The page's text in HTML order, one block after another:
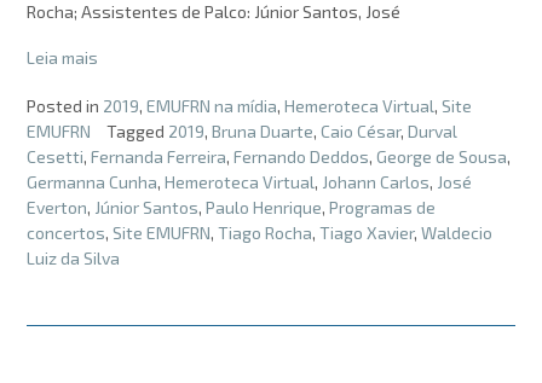
Rocha; Assistentes de Palco: Júnior Santos, José
Leia mais
Posted in 2019, EMUFRN na mídia, Hemeroteca Virtual, Site
EMUFRN
Tagged 2019, Bruna Duarte, Caio César, Durval
Cesetti, Fernanda Ferreira, Fernando Deddos, George de Sousa,
Germanna Cunha, Hemeroteca Virtual, Johann Carlos, José
Everton, Júnior Santos, Paulo Henrique, Programas de
concertos, Site EMUFRN, Tiago Rocha, Tiago Xavier, Waldecio
Luiz da Silva